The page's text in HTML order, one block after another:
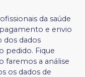
da saúde
e envio
dos dados
pedido. Fique
faremos a análise
os dados de